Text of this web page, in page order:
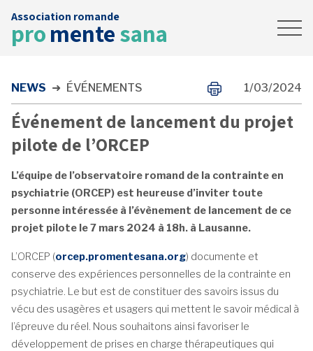
Association romande
promentesana
News
NEWS ➜ ÉVÉNEMENTS 1/03/2024
Événement de lancement du projet
pilote de l’ORCEP
L’équipe de l’observatoire romand de la contrainte en
psychiatrie (ORCEP) est heureuse d’inviter toute
personne intéressée à l’évènement de lancement de ce
projet pilote le 7 mars 2024 à 18h. à Lausanne.
L’ORCEP (orcep.promentesana.org) documente et
conserve des expériences personnelles de la contrainte en
psychiatrie. Le but est de constituer des savoirs issus du
vécu des usagères et usagers qui mettent le savoir médical à
l’épreuve du réel. Nous souhaitons ainsi favoriser le
développement de prises en charge thérapeutiques qui